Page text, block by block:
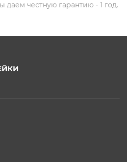
честную гарантию - 1 год.